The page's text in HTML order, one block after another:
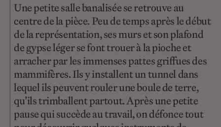
Une petite salle banalisée se retrouve au
centre de la pièce. Peu de temps après le début
de la représentation, ses murs et son plafond
de gypse léger se font trouer à la pioche et
arracher par les immenses pattes griffues des
mammifères. Ils y installent un tunnel dans
lequel ils peuvent rouler une boule de terre,
qu’ils trimballent partout. Après une petite
pause qui succède au travail, on défonce tout